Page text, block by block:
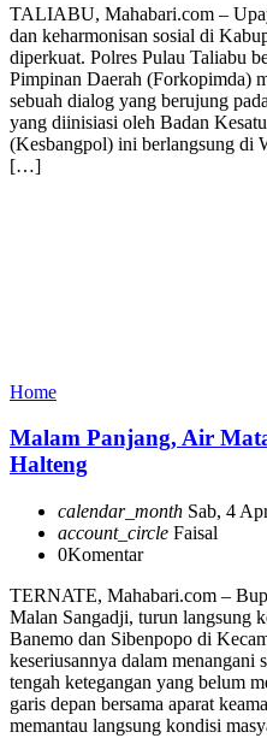
TALIABU, Mahabari.com –
dan keharmonisan sosial di
diperkuat. Polres Pulau Taliabu
Pimpinan Daerah (Forkopimda)
sebuah dialog yang berujung
yang diinisiasi oleh Badan
(Kesbangpol) ini berlangsung di
[…]
Home
Malam Panjang, Air
Halteng
calendar_month Sab, 4
account_circle Faisal
0Komentar
TERNATE, Mahabari.com –
Malan Sangadji, turun langsung
Banemo dan Sibenpopo di
keseriusannya dalam menangani
tengah ketegangan yang belum
garis depan bersama aparat
memantau langsung kondisi